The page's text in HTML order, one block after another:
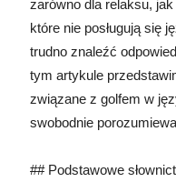
zarówno dla relaksu,
które nie posługują się
trudno znaleźć
tym artykule
związane z golfem w
swobodnie
## Podstawowe